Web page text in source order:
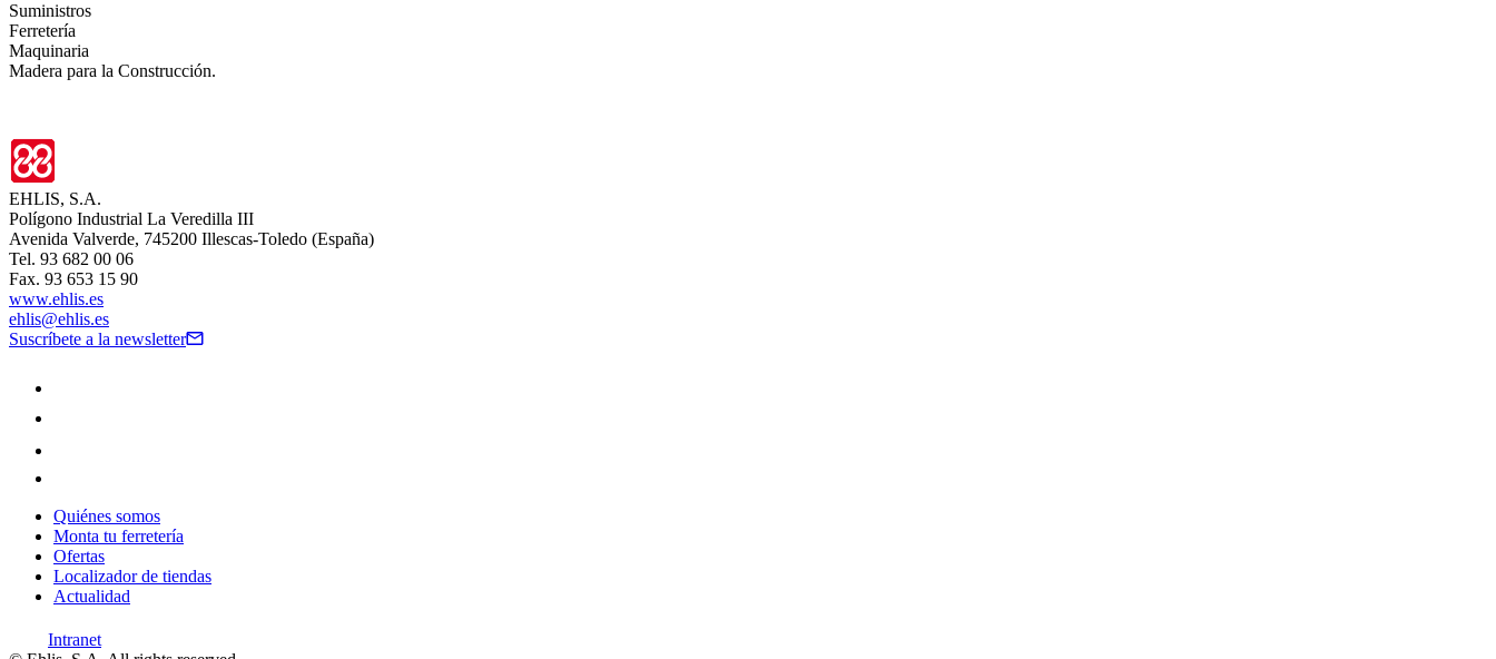
Suministros
Ferretería
Maquinaria
Madera para la Construcción.
EHLIS, S.A.
Polígono Industrial La Veredilla III
Avenida Valverde, 745200 Illescas-Toledo (España)
Tel. 93 682 00 06
Fax. 93 653 15 90
www.ehlis.es
ehlis@ehlis.es
Suscríbete a la newsletter
Quiénes somos
Monta tu ferretería
Ofertas
Localizador de tiendas
Actualidad
Intranet